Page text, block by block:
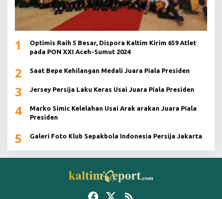
1
Optimis Raih 5 Besar, Dispora Kaltim Kirim 659 Atlet
pada PON XXI Aceh-Sumut 2024
2 Saat Bepe Kehilangan Medali Juara Piala Presiden
3 Jersey Persija Laku Keras Usai Juara Piala Presiden
4
Marko Simic Kelelahan Usai Arak arakan Juara Piala
Presiden
5 Galeri Foto Klub Sepakbola Indonesia Persija Jakarta